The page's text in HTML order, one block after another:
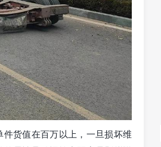
货值在百万以上，一旦损坏维